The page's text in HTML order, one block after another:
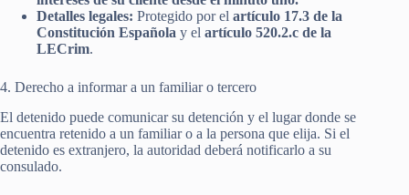
Detalles legales: Protegido por el artículo 17.3 de la
Constitución Española y el artículo 520.2.c de la
LECrim.
4. Derecho a informar a un familiar o tercero
El detenido puede comunicar su detención y el lugar donde se
encuentra retenido a un familiar o a la persona que elija. Si el
detenido es extranjero, la autoridad deberá notificarlo a su
consulado.